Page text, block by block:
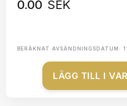
0.00 SEK
BERÄKNAT AVSÄNDNINGSDATUM:
LÄGG TILL I